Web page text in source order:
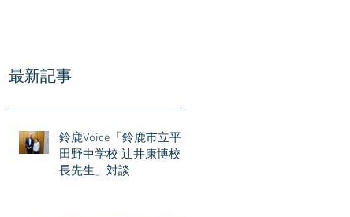
最新記事
鈴鹿Voice「鈴鹿市立平
田野中学校 辻井康博校
長先生」対談